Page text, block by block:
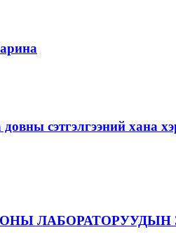
сэтгэлгээний хана
ЛАБОРАТОРУУДЫН